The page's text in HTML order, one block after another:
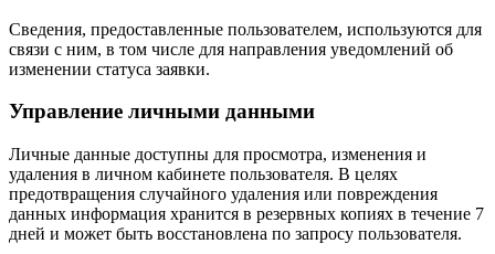
Сведения, предоставленные пользователем, используются для
связи с ним, в том числе для направления уведомлений об
изменении статуса заявки.
Управление личными данными
Личные данные доступны для просмотра, изменения и
удаления в личном кабинете пользователя. В целях
предотвращения случайного удаления или повреждения
данных информация хранится в резервных копиях в течение 7
дней и может быть восстановлена по запросу пользователя.